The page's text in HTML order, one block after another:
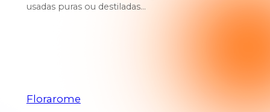
usadas puras ou destiladas…
Florarome